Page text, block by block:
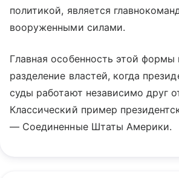
политикой, является
вооруженными силами.
Главная особенность этой
разделение властей, когда
суды работают независимо друг
Классический пример
— Соединенные Штаты Америки.